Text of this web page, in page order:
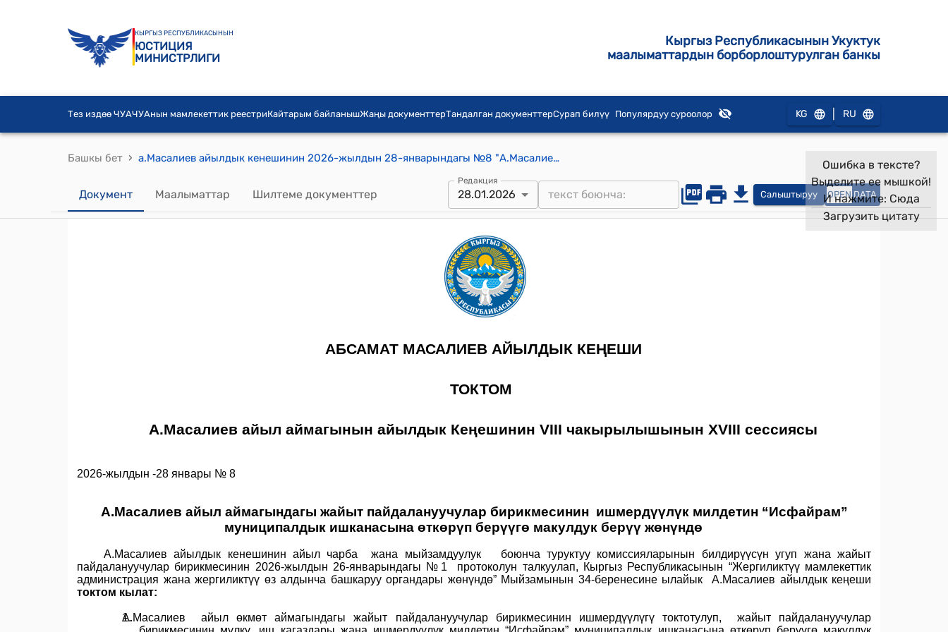
КЫРГЫЗ РЕСПУБЛИКАСЫНЫН
ЮСТИЦИЯ
МИНИСТРЛИГИ
Кыргыз Республикасынын Укуктук
маалыматтардын борборлоштурулган банкы
Тез издөө ЧУАЧУАнын мамлекеттик реестриКайтарым байланышЖаңы документтерТандалган документтерСурап билүү Популярдуу суроолор KG RU
Башкы бет › а.Масалиев айылдык кенешинин 2026-жылдын 28-январындагы №8 "А.Масалиев айыл аймагындагы жайыт пайдалануучулар бирикмесинин ишмердүүлүк милдетин “Исфайрам” муниципалдык ишканасына өткөрүп берүүгө макулдук берүү жөнүндө" токтому
Документ Маалыматтар Шилтеме документтер
Редакция
28.01.2026 Салыштыруу OPEN DATA
Ошибка в тексте?
Выделите ее мышкой!
И нажмите: Сюда
Загрузить цитату